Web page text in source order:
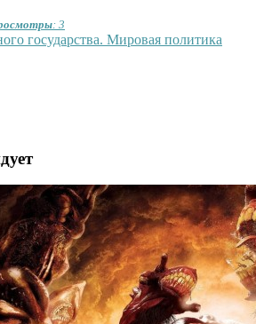
: 3
государства. Мировая политика